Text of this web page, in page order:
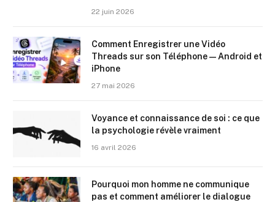
22 juin 2026
Comment Enregistrer une Vidéo
Threads sur son Téléphone — Android et
iPhone
27 mai 2026
Voyance et connaissance de soi : ce que
la psychologie révèle vraiment
16 avril 2026
Pourquoi mon homme ne communique
pas et comment améliorer le dialogue